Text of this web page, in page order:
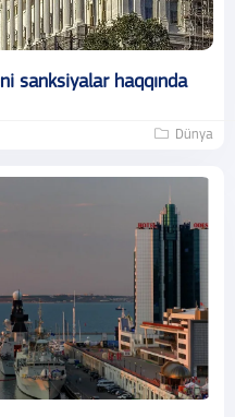
sanksiyalar haqqında
Dünya